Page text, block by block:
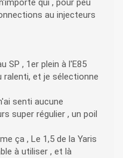
qui , pour peu
au injecteurs
SP , 1er plein à l'E85
et je sélectionne
senti aucune
super régulier , un poil
la Yaris
à utiliser , et là